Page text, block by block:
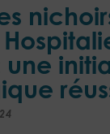
une